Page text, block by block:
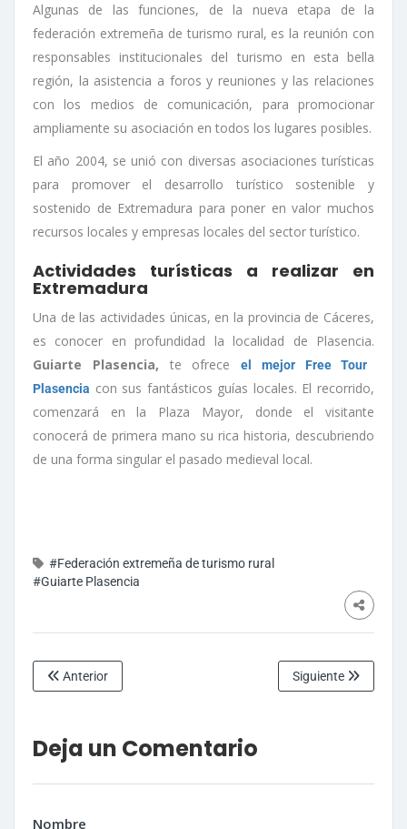
Algunas de las funciones, de la nueva etapa de la
federación extremeña de turismo rural, es la reunión con
responsables institucionales del turismo en esta bella
región, la asistencia a foros y reuniones y las relaciones
con los medios de comunicación, para promocionar
ampliamente su asociación en todos los lugares posibles.
El año 2004, se unió con diversas asociaciones turísticas
para promover el desarrollo turístico sostenible y
sostenido de Extremadura para poner en valor muchos
recursos locales y empresas locales del sector turístico.
Actividades turísticas a realizar en
Extremadura
Una de las actividades únicas, en la provincia de Cáceres,
es conocer en profundidad la localidad de Plasencia.
Guiarte Plasencia, te ofrece el mejor Free Tour
Plasencia con sus fantásticos guías locales. El recorrido,
comenzará en la Plaza Mayor, donde el visitante
conocerá de primera mano su rica historia, descubriendo
de una forma singular el pasado medieval local.
#Federación extremeña de turismo rural
#Guiarte Plasencia
Anterior Siguiente
Deja un Comentario
Nombre